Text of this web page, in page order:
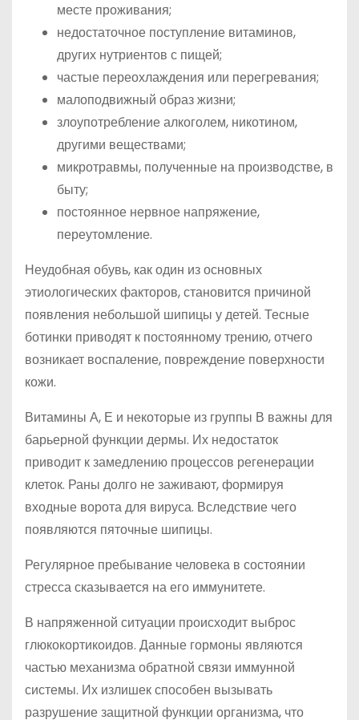
месте проживания;
недостаточное поступление витаминов,
других нутриентов с пищей;
частые переохлаждения или перегревания;
малоподвижный образ жизни;
злоупотребление алкоголем, никотином,
другими веществами;
микротравмы, полученные на производстве, в
быту;
постоянное нервное напряжение,
переутомление.
Неудобная обувь, как один из основных
этиологических факторов, становится причиной
появления небольшой шипицы у детей. Тесные
ботинки приводят к постоянному трению, отчего
возникает воспаление, повреждение поверхности
кожи.
Витамины А, Е и некоторые из группы В важны для
барьерной функции дермы. Их недостаток
приводит к замедлению процессов регенерации
клеток. Раны долго не заживают, формируя
входные ворота для вируса. Вследствие чего
появляются пяточные шипицы.
Регулярное пребывание человека в состоянии
стресса сказывается на его иммунитете.
В напряженной ситуации происходит выброс
глюкокортикоидов. Данные гормоны являются
частью механизма обратной связи иммунной
системы. Их излишек способен вызывать
разрушение защитной функции организма, что